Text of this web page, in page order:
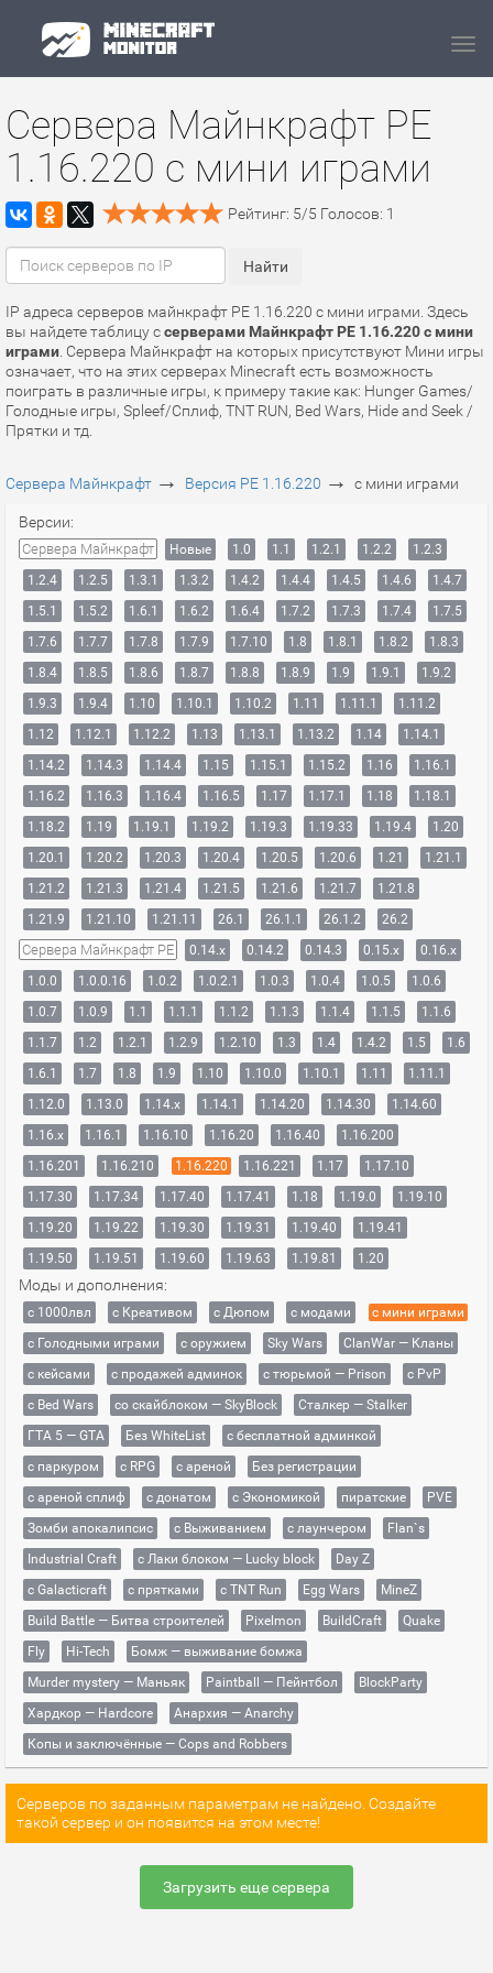
Сервера Майнкрафт PE
1.16.220 с мини играми
Рейтинг: 5/5 Голосов: 1
IP адреса серверов майнкрафт PE 1.16.220 с мини играми. Здесь
вы найдете таблицу ссерверами Майнкрафт PE 1.16.220 с мини
играми . Сервера Майнкрафт на которых присутствуют Мини игры
означает, что на этих серверах Minecraft есть возможность
поиграть в различные игры, к примеру такие как: Hunger Games/
Голодные игры, Spleef/Сплиф, TNT RUN, Bed Wars, Hide and Seek /
Прятки и тд.
Сервера Майнкрафт → Версия PE 1.16.220 → с мини играми
Версии:
Сервера Майнкрафт Новые 1.0 1.1 1.2.1 1.2.2
1.2.3
1.2.4
1.2.5 1.3.1 1.3.2 1.4.2 1.4.4 1.4.5 1.4.6
1.4.7
1.5.1
1.5.2 1.6.1 1.6.2 1.6.4 1.7.2 1.7.3 1.7.4
1.7.5
1.7.6
1.7.7 1.7.8 1.7.9 1.7.10 1.8 1.8.1 1.8.2
1.8.3
1.8.4
1.8.5 1.8.6 1.8.7 1.8.8 1.8.9 1.9 1.9.1
1.9.2
1.9.3
1.9.4 1.10 1.10.1 1.10.2 1.11 1.11.1
1.11.2
1.12
1.12.1 1.12.2 1.13 1.13.1 1.13.2 1.14
1.14.1
1.14.2
1.14.3 1.14.4 1.15 1.15.1 1.15.2 1.16
1.16.1
1.16.2
1.16.3 1.16.4 1.16.5 1.17 1.17.1 1.18
1.18.1
1.18.2
1.19 1.19.1 1.19.2 1.19.3 1.19.33 1.19.4
1.20
1.20.1
1.20.2 1.20.3 1.20.4 1.20.5 1.20.6 1.21
1.21.1
1.21.2
1.21.3 1.21.4 1.21.5 1.21.6 1.21.7
1.21.8
1.21.9
1.21.10 1.21.11 26.1 26.1.1 26.1.2 26.2
Сервера Майнкрафт PE 0.14.x 0.14.2 0.14.3 0.15.x
0.16.x
1.0.0
1.0.0.16 1.0.2 1.0.2.1 1.0.3 1.0.4 1.0.5
1.0.6
1.0.7
1.0.9 1.1 1.1.1 1.1.2 1.1.3 1.1.4 1.1.5
1.1.6
1.1.7
1.2 1.2.1 1.2.9 1.2.10 1.3 1.4 1.4.2 1.5
1.6
1.6.1
1.7 1.8 1.9 1.10 1.10.0 1.10.1 1.11
1.11.1
1.12.0
1.13.0 1.14.x 1.14.1 1.14.20 1.14.30
1.14.60
1.16.x
1.16.1 1.16.10 1.16.20 1.16.40
1.16.200
1.16.201
1.16.210 1.16.220 1.16.221 1.17
1.17.10
1.17.30
1.17.34 1.17.40 1.17.41 1.18 1.19.0
1.19.10
1.19.20
1.19.22 1.19.30 1.19.31 1.19.40
1.19.41
1.19.50
1.19.51 1.19.60 1.19.63 1.19.81 1.20
Моды и дополнения:
с 1000лвл c Креативом с Дюпом с модами
с мини играми
с Голодными играми
с оружием Sky Wars
ClanWar — Кланы
с кейсами
с продажей админок с тюрьмой — Prison
с PvP
с Bed Wars
со скайблоком — SkyBlock
Сталкер — Stalker
ГТА 5 — GTA
Без WhiteList
с бесплатной админкой
с паркуром
с RPG с ареной
Без регистрации
с ареной сплиф
с донатом с Экономикой пиратские
PVE
Зомби апокалипсис
с Выживанием с лаунчером
Flan`s
Industrial Craft
с Лаки блоком — Lucky block
Day Z
с Galacticraft
с прятками с TNT Run Egg Wars
MineZ
Build Battle — Битва строителей
Pixelmon BuildCraft
Quake
Fly
Hi-Tech
Бомж — выживание бомжа
Murder mystery — Маньяк
Paintball — Пейнтбол
BlockParty
Хардкор — Hardcore
Анархия — Anarchy
Копы и заключённые — Cops and Robbers
Серверов по заданным параметрам не найдено. Создайте
такой сервер и он появится на этом месте!
Загрузить еще сервера